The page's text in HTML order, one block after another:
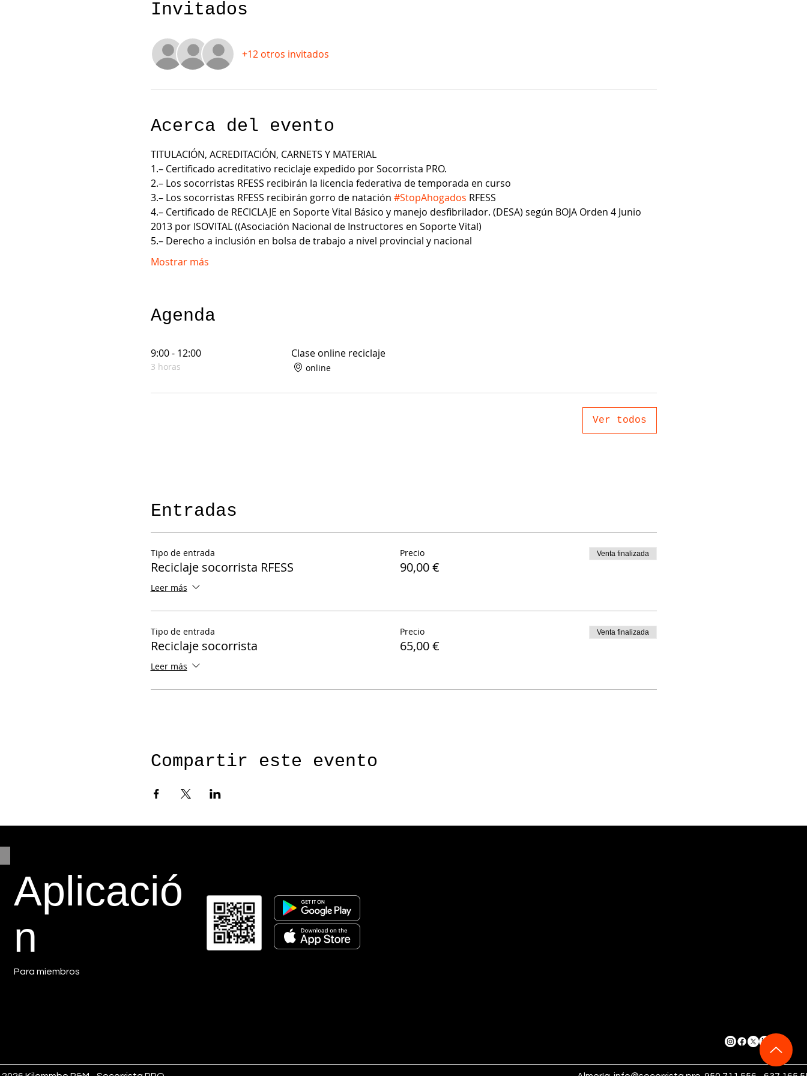
Invitados
+12 otros invitados
Acerca del evento
TITULACIÓN, ACREDITACIÓN, CARNETS Y MATERIAL
1.– Certificado acreditativo reciclaje expedido por Socorrista PRO.
2.– Los socorristas RFESS recibirán la licencia federativa de temporada en curso
3.– Los socorristas RFESS recibirán gorro de natación #StopAhogados RFESS
4.– Certificado de RECICLAJE en Soporte Vital Básico y manejo desfibrilador. (DESA) según BOJA Orden 4 Junio
2013 por ISOVITAL ((Asociación Nacional de Instructores en Soporte Vital)
5.– Derecho a inclusión en bolsa de trabajo a nivel provincial y nacional
Mostrar más
Agenda
9:00 - 12:00
3 horas
Clase online reciclaje
online
Ver todos
Entradas
Tipo de entrada
Reciclaje socorrista RFESS
Leer más
Precio
90,00 €
Venta finalizada
Tipo de entrada
Reciclaje socorrista
Leer más
Precio
65,00 €
Venta finalizada
Compartir este evento
Aplicació
n
Para miembros